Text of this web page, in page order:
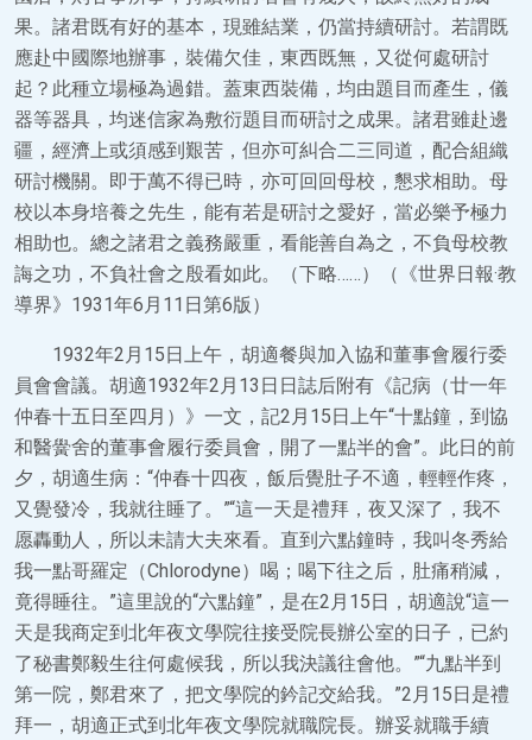
果。諸君既有好的基本，現雖結業，仍當持續研討。若謂既
應赴中國際地辦事，裝備欠佳，東西既無，又從何處研討
起？此種立場極為過錯。蓋東西裝備，均由題目而產生，儀
器等器具，均迷信家為敷衍題目而研討之成果。諸君雖赴邊
疆，經濟上或須感到艱苦，但亦可糾合二三同道，配合組織
研討機關。即于萬不得已時，亦可回回母校，懇求相助。母
校以本身培養之先生，能有若是研討之愛好，當必樂予極力
相助也。總之諸君之義務嚴重，看能善自為之，不負母校教
誨之功，不負社會之殷看如此。（下略……）（《世界日報·教
導界》1931年6月11日第6版）
1932年2月15日上午，胡適餐與加入協和董事會履行委
員會會議。胡適1932年2月13日日誌后附有《記病（廿一年
仲春十五日至四月）》一文，記2月15日上午“十點鐘，到協
和醫黌舍的董事會履行委員會，開了一點半的會”。此日的前
夕，胡適生病：“仲春十四夜，飯后覺肚子不適，輕輕作疼，
又覺發冷，我就往睡了。”“這一天是禮拜，夜又深了，我不
愿轟動人，所以未請大夫來看。直到六點鐘時，我叫冬秀給
我一點哥羅定（Chlorodyne）喝；喝下往之后，肚痛稍減，
竟得睡往。”這里說的“六點鐘”，是在2月15日，胡適說“這一
天是我商定到北年夜文學院往接受院長辦公室的日子，已約
了秘書鄭毅生往何處候我，所以我決議往會他。”“九點半到
第一院，鄭君來了，把文學院的鈐記交給我。”2月15日是禮
拜一，胡適正式到北年夜文學院就職院長。辦妥就職手續